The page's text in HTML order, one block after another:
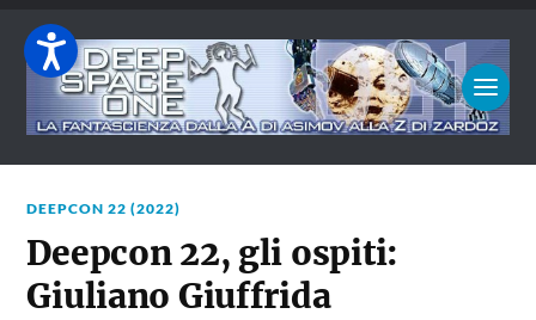
DEEPCON 22 (2022)
Deepcon 22, gli ospiti:
Giuliano Giuffrida